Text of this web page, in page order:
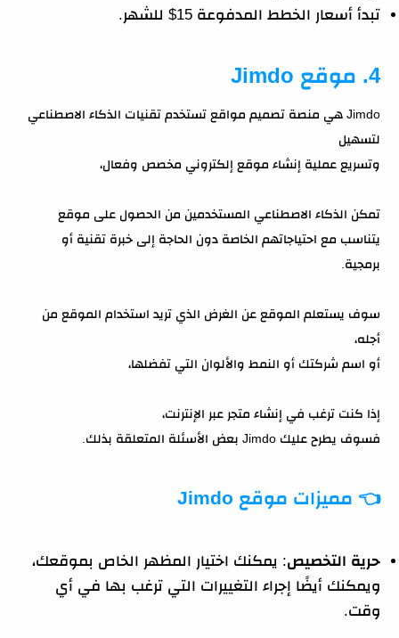
تبدأ أسعار الخطط المدفوعة 15$ للشهر.
4. موقع Jimdo
Jimdo هي منصة تصميم مواقع تستخدم تقنيات الذكاء الاصطناعي
لتسهيل
وتسريع عملية إنشاء موقع إلكتروني مخصص وفعال،
تمكن الذكاء الاصطناعي المستخدمين من الحصول على موقع
يتناسب مع احتياجاتهم الخاصة دون الحاجة إلى خبرة تقنية أو
برمجية.
سوف يستعلم الموقع عن الغرض الذي تريد استخدام الموقع من
أجله،
أو اسم شركتك أو النمط والألوان التي تفضلها،
إذا كنت ترغب في إنشاء متجر عبر الإنترنت،
فسوف يطرح عليك Jimdo بعض الأسئلة المتعلقة بذلك.
👈 مميزات موقع Jimdo
حرية التخصيص: يمكنك اختيار المظهر الخاص بموقعك،
ويمكنك أيضًا إجراء التغييرات التي ترغب بها في أي
وقت.